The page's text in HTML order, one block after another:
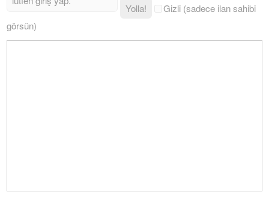
Yolla!
Gizli (sadece ilan sahibi
görsün)